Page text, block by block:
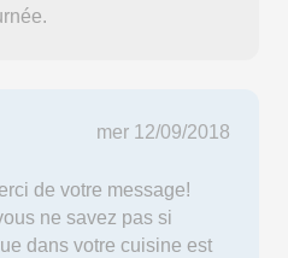
mer 12/09/2018
de votre message!
ne savez pas si
dans votre cuisine est